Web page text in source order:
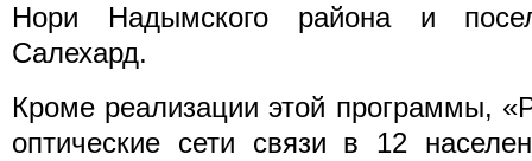
Нори Надымского района и
Салехард.
Кроме реализации этой программы,
оптические сети связи в 12